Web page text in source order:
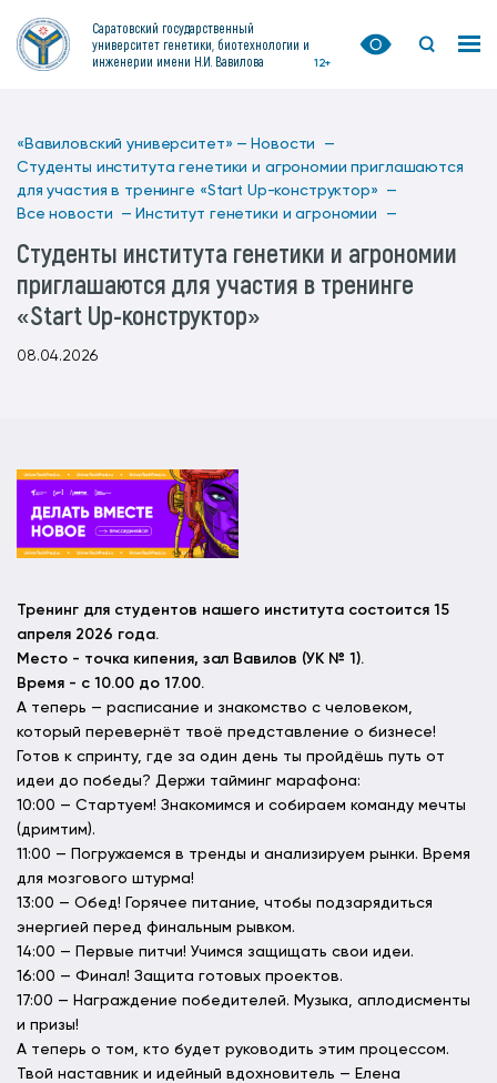
Саратовский государственный
университет генетики, биотехнологии и
инженерии имени Н.И. Вавилова
12+
«Вавиловский университет» — Новости —
Студенты института генетики и агрономии приглашаются
для участия в тренинге «Start Up-конструктор» —
Все новости — Институт генетики и агрономии —
Студенты института генетики и агрономии
приглашаются для участия в тренинге
«Start Up-конструктор»
08.04.2026
Тренинг для студентов нашего института состоится 15
апреля 2026 года.
Место - точка кипения, зал Вавилов (УК № 1).
Время - с 10.00 до 17.00.
А теперь — расписание и знакомство с человеком,
который перевернёт твоё представление о бизнесе!
Готов к спринту, где за один день ты пройдёшь путь от
идеи до победы? Держи тайминг марафона:
10:00 — Стартуем! Знакомимся и собираем команду мечты
(дримтим).
11:00 — Погружаемся в тренды и анализируем рынки. Время
для мозгового штурма!
13:00 — Обед! Горячее питание, чтобы подзарядиться
энергией перед финальным рывком.
14:00 — Первые питчи! Учимся защищать свои идеи.
16:00 — Финал! Защита готовых проектов.
17:00 — Награждение победителей. Музыка, аплодисменты
и призы!
А теперь о том, кто будет руководить этим процессом.
Твой наставник и идейный вдохновитель — Елена